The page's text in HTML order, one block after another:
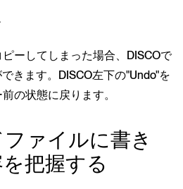
ーしてしまった場合、DISCOで
きます。DISCO左下の"Undo"を
の状態に戻ります。
ァイルに書き
把握する